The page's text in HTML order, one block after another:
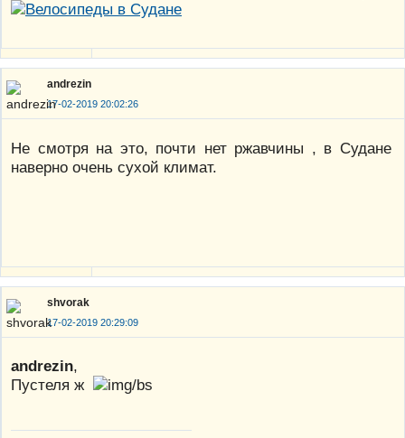
andrezin
17-02-2019 20:02:26
Не смотря на это, почти нет ржавчины , в Судане
наверно очень сухой климат.
shvorak
17-02-2019 20:29:09
andrezin,
Пустеля ж